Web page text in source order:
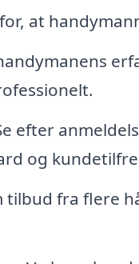
at
efter
og
tilbud fra flere